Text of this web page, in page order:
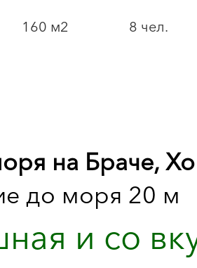
160 м2 8 чел.
на Браче,
до моря 20 м
и со